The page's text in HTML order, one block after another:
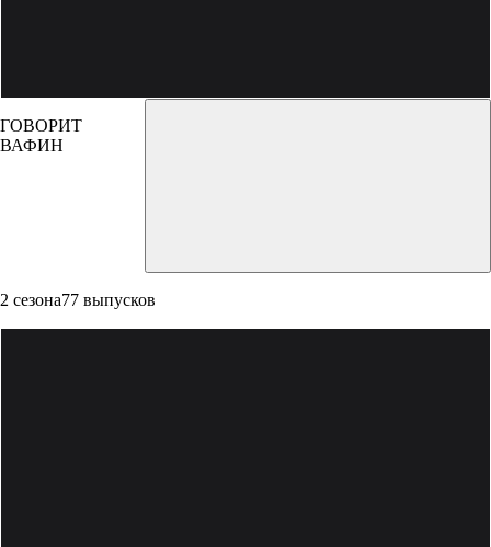
ГОВОРИТ
ВАФИН
2 сезона77 выпусков